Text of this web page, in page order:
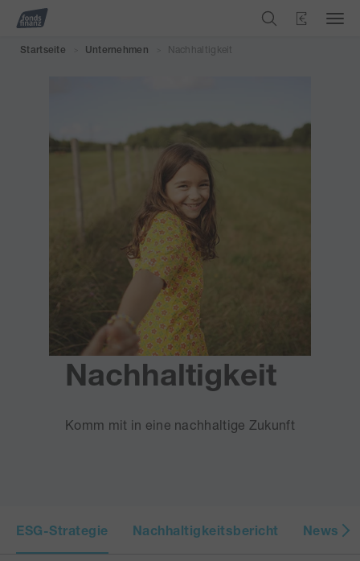
Startseite Unternehmen Nachhaltigkeit
Nachhaltigkeit
Komm mit in eine nachhaltige Zukunft
ESG-Strategie Nachhaltigkeitsbericht News